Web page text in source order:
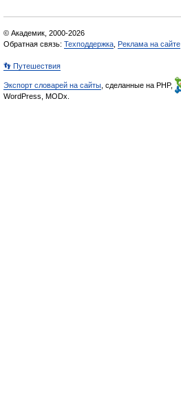
© Академик, 2000-2026
Обратная связь: Техподдержка Реклама на сайте
👣 Путешествия
Экспорт словарей на сайты , сделанные на PHP,
WordPress, MODx.